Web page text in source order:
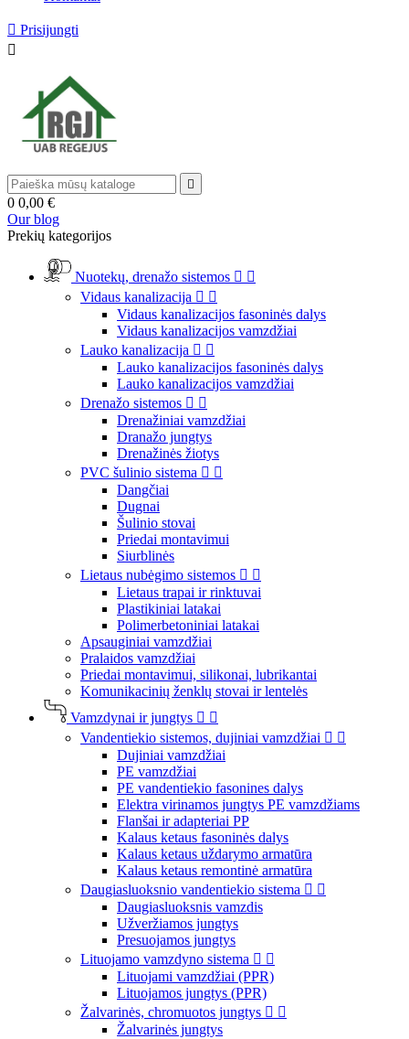
 Prisijungti


0 0,00 €
Our blog
Prekių kategorijos
Nuotekų, drenažo sistemos  
Vidaus kanalizacija  
Vidaus kanalizacijos fasoninės dalys
Vidaus kanalizacijos vamzdžiai
Lauko kanalizacija  
Lauko kanalizacijos fasoninės dalys
Lauko kanalizacijos vamzdžiai
Drenažo sistemos  
Drenažiniai vamzdžiai
Dranažo jungtys
Drenažinės žiotys
PVC šulinio sistema  
Dangčiai
Dugnai
Šulinio stovai
Priedai montavimui
Siurblinės
Lietaus nubėgimo sistemos  
Lietaus trapai ir rinktuvai
Plastikiniai latakai
Polimerbetoniniai latakai
Apsauginiai vamzdžiai
Pralaidos vamzdžiai
Priedai montavimui, silikonai, lubrikantai
Komunikacinių ženklų stovai ir lentelės
Vamzdynai ir jungtys  
Vandentiekio sistemos, dujiniai vamzdžiai  
Dujiniai vamzdžiai
PE vamzdžiai
PE vandentiekio fasonines dalys
Elektra virinamos jungtys PE vamzdžiams
Flanšai ir adapteriai PP
Kalaus ketaus fasoninės dalys
Kalaus ketaus uždarymo armatūra
Kalaus ketaus remontinė armatūra
Daugiasluoksnio vandentiekio sistema  
Daugiasluoksnis vamzdis
Užveržiamos jungtys
Presuojamos jungtys
Lituojamo vamzdyno sistema  
Lituojami vamzdžiai (PPR)
Lituojamos jungtys (PPR)
Žalvarinės, chromuotos jungtys  
Žalvarinės jungtys